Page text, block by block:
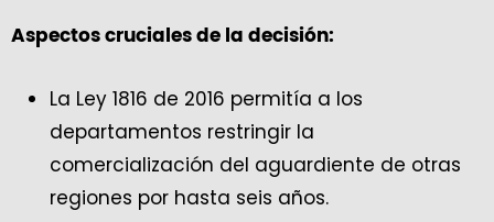
Aspectos cruciales de la decisión:
La Ley 1816 de 2016 permitía a los
departamentos restringir la
comercialización del aguardiente de otras
regiones por hasta seis años.